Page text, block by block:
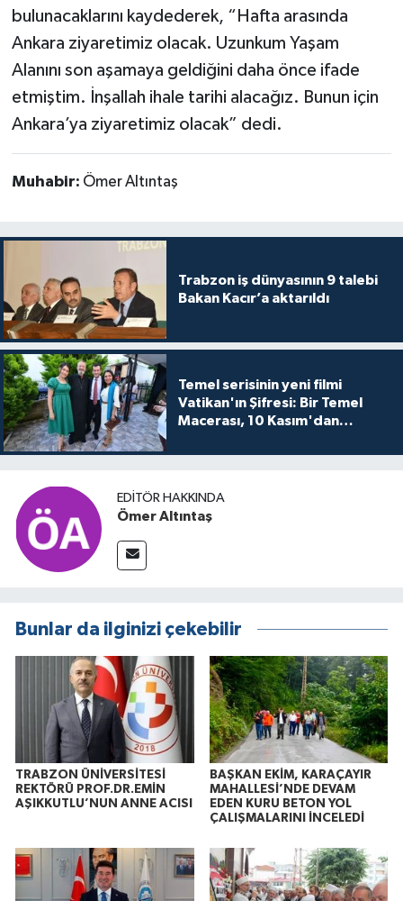
bulunacaklarını kaydederek, “Hafta arasında
Ankara ziyaretimiz olacak. Uzunkum Yaşam
Alanını son aşamaya geldiğini daha önce ifade
etmiştim. İnşallah ihale tarihi alacağız. Bunun için
Ankara’ya ziyaretimiz olacak” dedi.
Muhabir: Ömer Altıntaş
Trabzon iş dünyasının 9 talebi
Bakan Kacır’a aktarıldı
Temel serisinin yeni filmi
Vatikan'ın Şifresi: Bir Temel
Macerası, 10 Kasım'dan
buluşuyo
EDITÖR HAKKINDA
Ömer Altıntaş
Bunlar da ilginizi çekebilir
TRABZON ÜNİVERSİTESİ
REKTÖRÜ PROF.DR.EMİN
AŞIKKUTLU’NUN ANNE ACISI
BAŞKAN EKİM, KARAÇAYIR
MAHALLESİ’NDE DEVAM
EDEN KURU BETON YOL
ÇALIŞMALARINI İNCELEDİ